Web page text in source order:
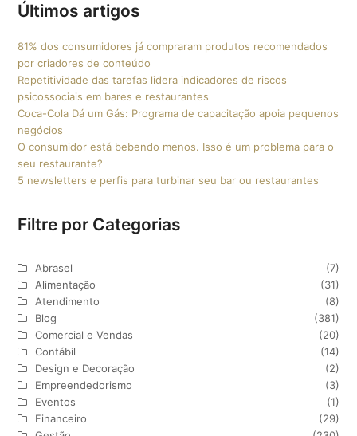
Últimos artigos
81% dos consumidores já compraram produtos recomendados
por criadores de conteúdo
Repetitividade das tarefas lidera indicadores de riscos
psicossociais em bares e restaurantes
Coca-Cola Dá um Gás: Programa de capacitação apoia pequenos
negócios
O consumidor está bebendo menos. Isso é um problema para o
seu restaurante?
5 newsletters e perfis para turbinar seu bar ou restaurantes
Filtre por Categorias
Abrasel
(7)
Alimentação
(31)
Atendimento
(8)
Blog
(381)
Comercial e Vendas
(20)
Contábil
(14)
Design e Decoração
(2)
Empreendedorismo
(3)
Eventos
(1)
Financeiro
(29)